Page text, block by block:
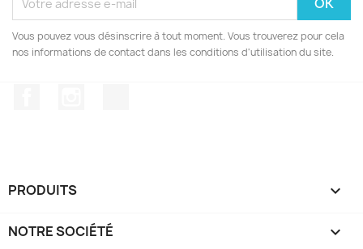
Vous pouvez vous désinscrire à tout moment. Vous trouverez pour cela
nos informations de contact dans les conditions d'utilisation du site.
PRODUITS 
NOTRE SOCIÉTÉ 